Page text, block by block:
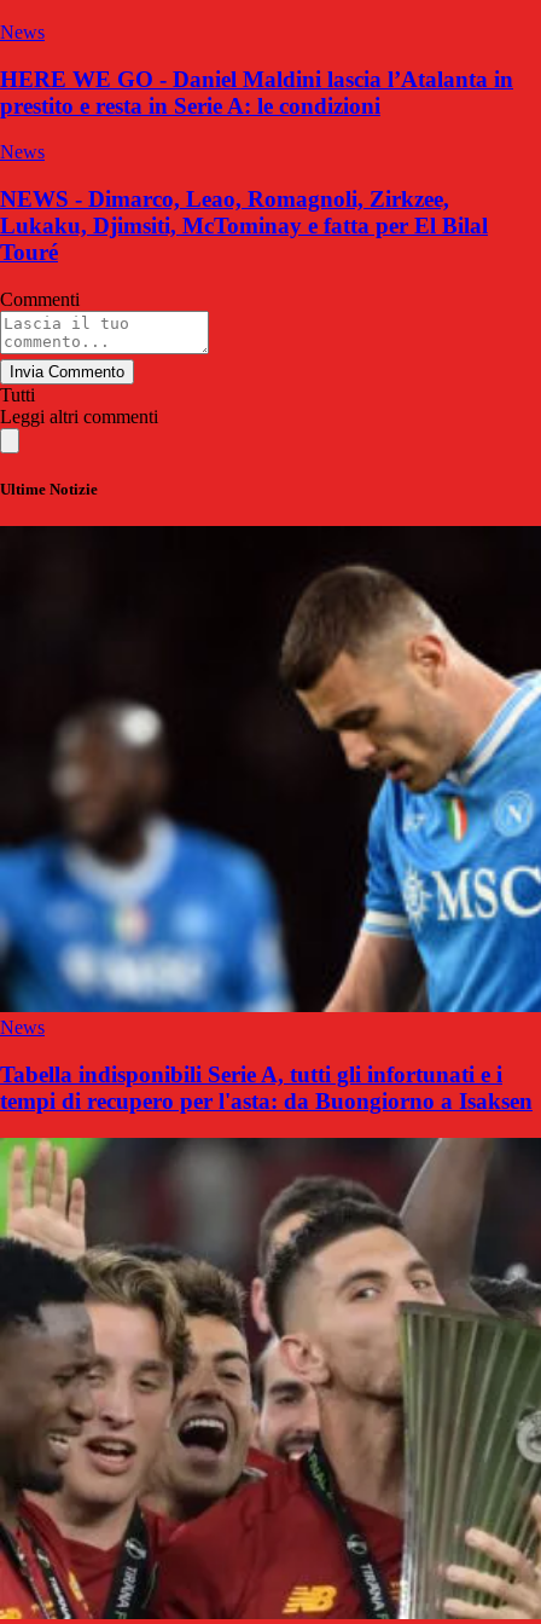
News
HERE WE GO - Daniel Maldini lascia l’Atalanta in
prestito e resta in Serie A: le condizioni
News
NEWS - Dimarco, Leao, Romagnoli, Zirkzee,
Lukaku, Djimsiti, McTominay e fatta per El Bilal
Touré
Commenti
Invia Commento
Tutti
Leggi altri commenti
Ultime Notizie
News
Tabella indisponibili Serie A, tutti gli infortunati e i
tempi di recupero per l'asta: da Buongiorno a Isaksen